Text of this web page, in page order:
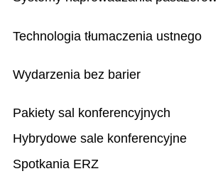
Technologia tłumaczenia ustnego
Wydarzenia bez barier
Pakiety sal konferencyjnych
Hybrydowe sale konferencyjne
Spotkania ERZ